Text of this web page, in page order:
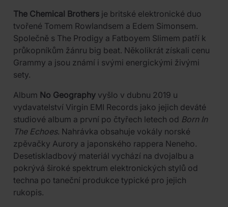
The Chemical Brothers je britské elektronické duo
tvořené Tomem Rowlandsem a Edem Simonsem.
Společně s The Prodigy a Fatboyem Slimem patří k
průkopníkům žánru big beat. Několikrát získali cenu
Grammy a jsou známí i svými energickými živými
sety.
Album No Geography vyšlo v dubnu 2019 u
vydavatelství Virgin EMI Records jako jejich deváté
studiové album a první po čtyřech letech od Born In
The Echoes. Nahrávka obsahuje vokály norské
zpěvačky Aurory a japonského rappera Neneho.
Desetiskladbový materiál vychází na dvojalbu a
pokrývá široké spektrum elektronických stylů od
techna po taneční produkce typické pro jejich
rukopis.